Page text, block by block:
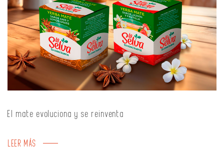
El mate evoluciona y se reinventa
LEER MÁS